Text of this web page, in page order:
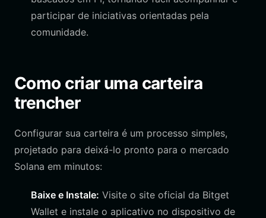
participar de iniciativas orientadas pela
comunidade.
Como criar uma carteira
trencher
Configurar sua carteira é um processo simples,
projetado para deixá-lo pronto para o mercado
Solana em minutos:
Baixe e Instale: Visite o site oficial da Bitget
Wallet e instale o aplicativo no dispositivo de